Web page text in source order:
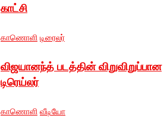
காட்சி
காணொளி டிரைலர்
விஜயானந்த் படத்தின் விறுவிறுப்பான
டிரெய்லர்
காணொளி வீடியோ